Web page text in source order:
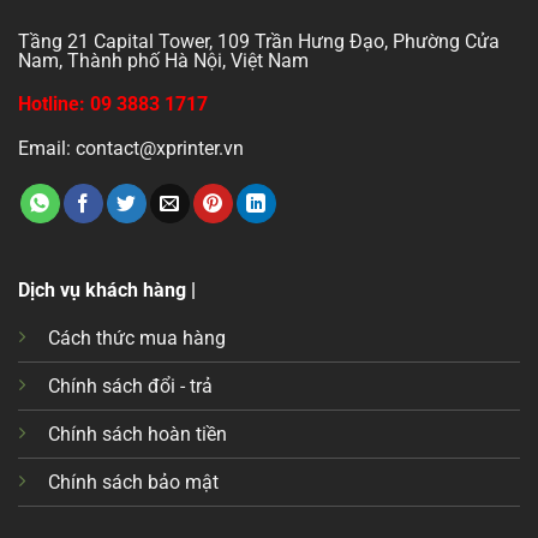
Tầng 21 Capital Tower, 109 Trần Hưng Đạo, Phường Cửa
Nam, Thành phố Hà Nội, Việt Nam
Hotline: 09 3883 1717
Email: contact@xprinter.vn
Dịch vụ khách hàng |
Cách thức mua hàng
Chính sách đổi - trả
Chính sách hoàn tiền
Chính sách bảo mật